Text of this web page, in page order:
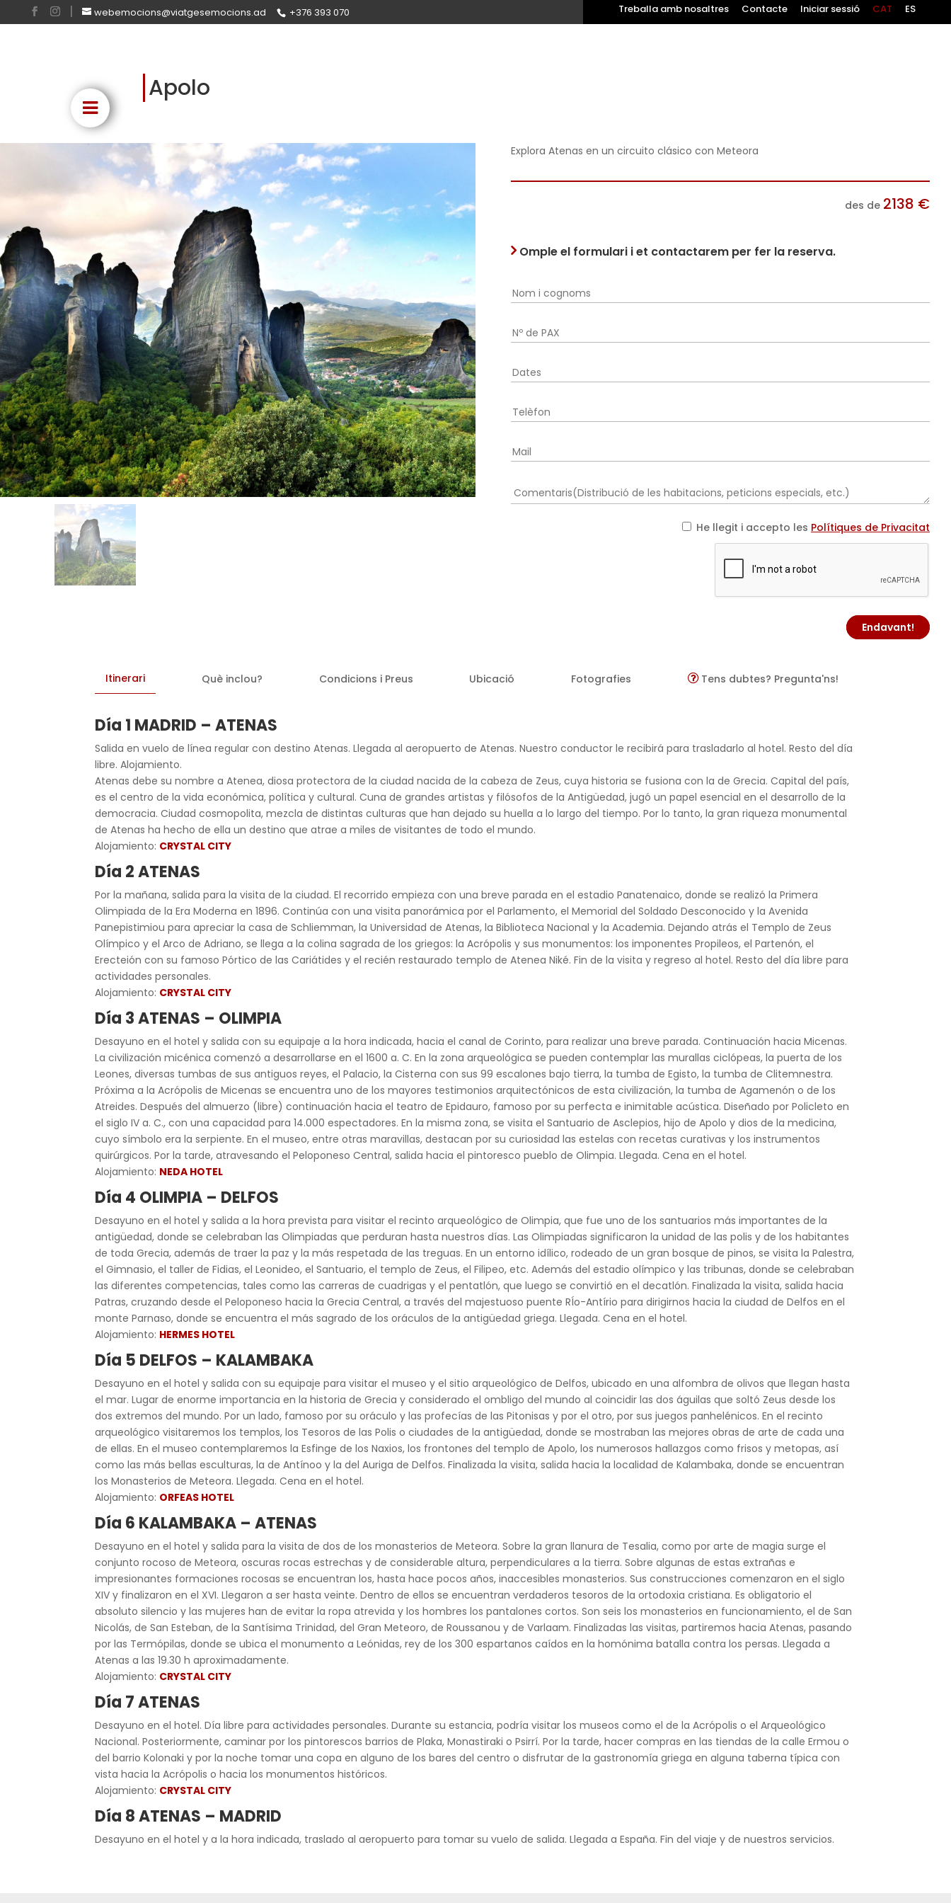
webemocions@viatgesemocions.ad +376 393 070 Treballa amb nosaltres Contacte Iniciar sessió CAT ES
Apolo
Explora Atenas en un circuito clásico con Meteora
des de 2138 €
Omple el formulari i et contactarem per fer la reserva.
He llegit i accepto les Polítiques de Privacitat
Endavant!
Itinerari Què inclou? Condicions i Preus Ubicació Fotografies Tens dubtes? Pregunta'ns!
Día 1 MADRID – ATENAS
Salida en vuelo de línea regular con destino Atenas. Llegada al aeropuerto de Atenas. Nuestro conductor le recibirá para trasladarlo al hotel. Resto del día
libre. Alojamiento.
Atenas debe su nombre a Atenea, diosa protectora de la ciudad nacida de la cabeza de Zeus, cuya historia se fusiona con la de Grecia. Capital del país,
es el centro de la vida económica, política y cultural. Cuna de grandes artistas y filósofos de la Antigüedad, jugó un papel esencial en el desarrollo de la
democracia. Ciudad cosmopolita, mezcla de distintas culturas que han dejado su huella a lo largo del tiempo. Por lo tanto, la gran riqueza monumental
de Atenas ha hecho de ella un destino que atrae a miles de visitantes de todo el mundo.
Alojamiento: CRYSTAL CITY
Día 2 ATENAS
Por la mañana, salida para la visita de la ciudad. El recorrido empieza con una breve parada en el estadio Panatenaico, donde se realizó la Primera
Olimpiada de la Era Moderna en 1896. Continúa con una visita panorámica por el Parlamento, el Memorial del Soldado Desconocido y la Avenida
Panepistimiou para apreciar la casa de Schliemman, la Universidad de Atenas, la Biblioteca Nacional y la Academia. Dejando atrás el Templo de Zeus
Olímpico y el Arco de Adriano, se llega a la colina sagrada de los griegos: la Acrópolis y sus monumentos: los imponentes Propileos, el Partenón, el
Erecteión con su famoso Pórtico de las Cariátides y el recién restaurado templo de Atenea Niké. Fin de la visita y regreso al hotel. Resto del día libre para
actividades personales.
Alojamiento: CRYSTAL CITY
Día 3 ATENAS – OLIMPIA
Desayuno en el hotel y salida con su equipaje a la hora indicada, hacia el canal de Corinto, para realizar una breve parada. Continuación hacia Micenas.
La civilización micénica comenzó a desarrollarse en el 1600 a. C. En la zona arqueológica se pueden contemplar las murallas ciclópeas, la puerta de los
Leones, diversas tumbas de sus antiguos reyes, el Palacio, la Cisterna con sus 99 escalones bajo tierra, la tumba de Egisto, la tumba de Clitemnestra.
Próxima a la Acrópolis de Micenas se encuentra uno de los mayores testimonios arquitectónicos de esta civilización, la tumba de Agamenón o de los
Atreides. Después del almuerzo (libre) continuación hacia el teatro de Epidauro, famoso por su perfecta e inimitable acústica. Diseñado por Policleto en
el siglo IV a. C., con una capacidad para 14.000 espectadores. En la misma zona, se visita el Santuario de Asclepios, hijo de Apolo y dios de la medicina,
cuyo símbolo era la serpiente. En el museo, entre otras maravillas, destacan por su curiosidad las estelas con recetas curativas y los instrumentos
quirúrgicos. Por la tarde, atravesando el Peloponeso Central, salida hacia el pintoresco pueblo de Olimpia. Llegada. Cena en el hotel.
Alojamiento: NEDA HOTEL
Día 4 OLIMPIA – DELFOS
Desayuno en el hotel y salida a la hora prevista para visitar el recinto arqueológico de Olimpia, que fue uno de los santuarios más importantes de la
antigüedad, donde se celebraban las Olimpiadas que perduran hasta nuestros días. Las Olimpiadas significaron la unidad de las polis y de los habitantes
de toda Grecia, además de traer la paz y la más respetada de las treguas. En un entorno idílico, rodeado de un gran bosque de pinos, se visita la Palestra,
el Gimnasio, el taller de Fidias, el Leonideo, el Santuario, el templo de Zeus, el Filipeo, etc. Además del estadio olímpico y las tribunas, donde se celebraban
las diferentes competencias, tales como las carreras de cuadrigas y el pentatlón, que luego se convirtió en el decatlón. Finalizada la visita, salida hacia
Patras, cruzando desde el Peloponeso hacia la Grecia Central, a través del majestuoso puente RÍo-Antírio para dirigirnos hacia la ciudad de Delfos en el
monte Parnaso, donde se encuentra el más sagrado de los oráculos de la antigüedad griega. Llegada. Cena en el hotel.
Alojamiento: HERMES HOTEL
Día 5 DELFOS – KALAMBAKA
Desayuno en el hotel y salida con su equipaje para visitar el museo y el sitio arqueológico de Delfos, ubicado en una alfombra de olivos que llegan hasta
el mar. Lugar de enorme importancia en la historia de Grecia y considerado el ombligo del mundo al coincidir las dos águilas que soltó Zeus desde los
dos extremos del mundo. Por un lado, famoso por su oráculo y las profecías de las Pitonisas y por el otro, por sus juegos panhelénicos. En el recinto
arqueológico visitaremos los templos, los Tesoros de las Polis o ciudades de la antigüedad, donde se mostraban las mejores obras de arte de cada una
de ellas. En el museo contemplaremos la Esfinge de los Naxios, los frontones del templo de Apolo, los numerosos hallazgos como frisos y metopas, así
como las más bellas esculturas, la de Antínoo y la del Auriga de Delfos. Finalizada la visita, salida hacia la localidad de Kalambaka, donde se encuentran
los Monasterios de Meteora. Llegada. Cena en el hotel.
Alojamiento: ORFEAS HOTEL
Día 6 KALAMBAKA – ATENAS
Desayuno en el hotel y salida para la visita de dos de los monasterios de Meteora. Sobre la gran llanura de Tesalia, como por arte de magia surge el
conjunto rocoso de Meteora, oscuras rocas estrechas y de considerable altura, perpendiculares a la tierra. Sobre algunas de estas extrañas e
impresionantes formaciones rocosas se encuentran los, hasta hace pocos años, inaccesibles monasterios. Sus construcciones comenzaron en el siglo
XIV y finalizaron en el XVI. Llegaron a ser hasta veinte. Dentro de ellos se encuentran verdaderos tesoros de la ortodoxia cristiana. Es obligatorio el
absoluto silencio y las mujeres han de evitar la ropa atrevida y los hombres los pantalones cortos. Son seis los monasterios en funcionamiento, el de San
Nicolás, de San Esteban, de la Santísima Trinidad, del Gran Meteoro, de Roussanou y de Varlaam. Finalizadas las visitas, partiremos hacia Atenas, pasando
por las Termópilas, donde se ubica el monumento a Leónidas, rey de los 300 espartanos caídos en la homónima batalla contra los persas. Llegada a
Atenas a las 19.30 h aproximadamente.
Alojamiento: CRYSTAL CITY
Día 7 ATENAS
Desayuno en el hotel. Día libre para actividades personales. Durante su estancia, podría visitar los museos como el de la Acrópolis o el Arqueológico
Nacional. Posteriormente, caminar por los pintorescos barrios de Plaka, Monastiraki o Psirrí. Por la tarde, hacer compras en las tiendas de la calle Ermou o
del barrio Kolonaki y por la noche tomar una copa en alguno de los bares del centro o disfrutar de la gastronomía griega en alguna taberna típica con
vista hacia la Acrópolis o hacia los monumentos históricos.
Alojamiento: CRYSTAL CITY
Día 8 ATENAS – MADRID
Desayuno en el hotel y a la hora indicada, traslado al aeropuerto para tomar su vuelo de salida. Llegada a España. Fin del viaje y de nuestros servicios.